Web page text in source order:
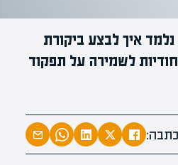
איך לבצע ביקורת
לשמירה על תפקוד
הקריירה